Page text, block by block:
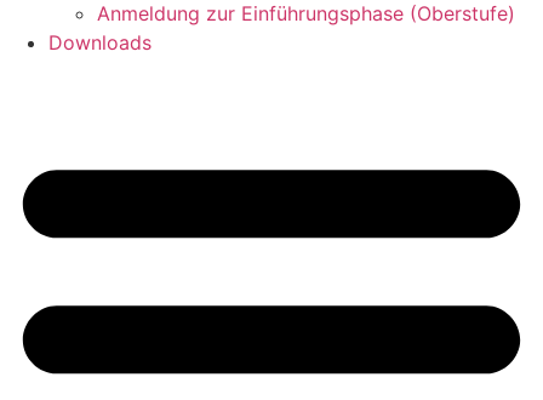
Anmeldung zur Einführungsphase (Oberstufe)
Downloads